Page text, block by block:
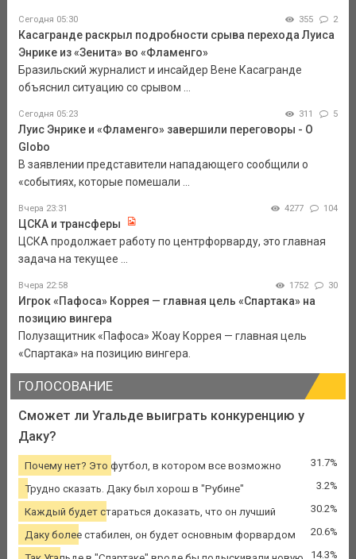
Сегодня 05:30 355 2
Касагранде раскрыл подробности срыва перехода Луиса
Энрике из «Зенита» во «Фламенго»
Бразильский журналист и инсайдер Вене Касагранде
объяснил ситуацию со срывом ...
Сегодня 05:23 311 5
Луис Энрике и «Фламенго» завершили переговоры - O
Globo
В заявлении представители нападающего сообщили о
«событиях, которые помешали ...
Вчера 23:31 4277 104
ЦСКА и трансферы
ЦСКА продолжает работу по центрфорварду, это главная
задача на текущее ...
Вчера 22:58 1752 30
Игрок «Пафоса» Коррея — главная цель «Спартака» на
позицию вингера
Полузащитник «Пафоса» Жоау Коррея — главная цель
«Спартака» на позицию вингера.
ГОЛОСОВАНИЕ
Сможет ли Угальде выиграть конкуренцию у
Даку?
Почему нет? Это футбол, в котором все возможно 31.7%
Трудно сказать. Даку был хорош в "Рубине" 3.2%
Каждый будет стараться доказать, что он лучший 30.2%
Даку более стабилен, он будет основным форвардом 20.6%
14.3%